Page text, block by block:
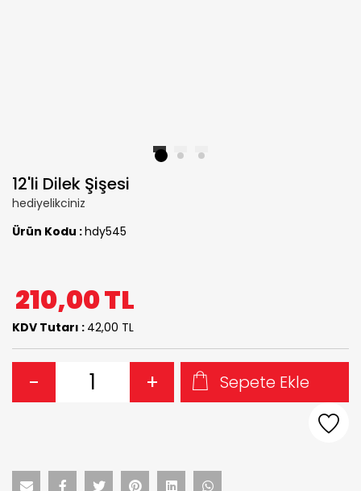
2 3
12'li Dilek Şişesi
hediyelikciniz
Ürün Kodu :hdy545
210,00TL
KDV Tutarı : 42,00 TL
- + Sepete Ekle